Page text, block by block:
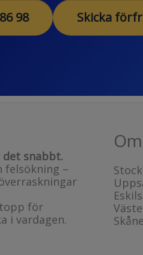
98 Skicka
det snabbt.
felsökning –
för
i vardagen.
Skåne